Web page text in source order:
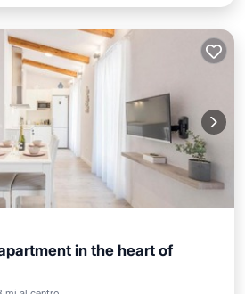
in the heart of